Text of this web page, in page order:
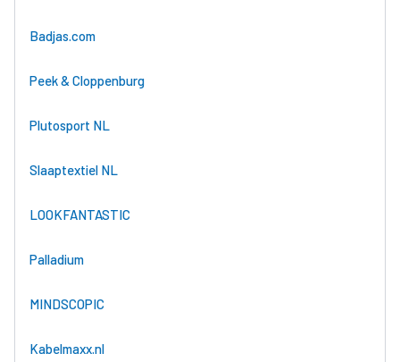
Badjas.com
Peek & Cloppenburg
Plutosport NL
Slaaptextiel NL
LOOKFANTASTIC
Palladium
MINDSCOPIC
Kabelmaxx.nl